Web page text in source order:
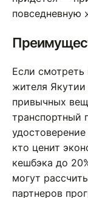
повседневную
Если смотреть
жителя Якутии
привычных
транспортный
кто ценит
кешбэка до
могут
партнеров